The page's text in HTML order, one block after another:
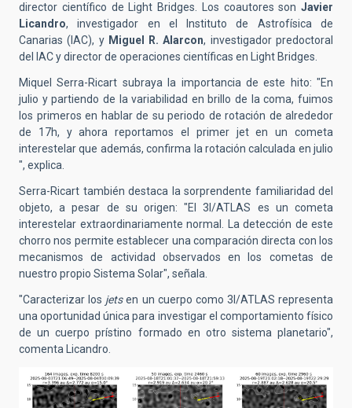
director científico de Light Bridges. Los coautores son Javier
Licandro, investigador en el Instituto de Astrofísica de
Canarias (IAC), y Miguel R. Alarcon, investigador predoctoral
del IAC y director de operaciones científicas en Light Bridges.
Miquel Serra-Ricart subraya la importancia de este hito: "En
julio y partiendo de la variabilidad en brillo de la coma, fuimos
los primeros en hablar de su periodo de rotación de alrededor
de 17h, y ahora reportamos el primer jet en un cometa
interestelar que además, confirma la rotación calculada en julio
", explica.
Serra-Ricart también destaca la sorprendente familiaridad del
objeto, a pesar de su origen: "El 3I/ATLAS es un cometa
interestelar extraordinariamente normal. La detección de este
chorro nos permite establecer una comparación directa con los
mecanismos de actividad observados en los cometas de
nuestro propio Sistema Solar", señala.
"Caracterizar los jetsen un cuerpo como 3I/ATLAS representa
una oportunidad única para investigar el comportamiento físico
de un cuerpo prístino formado en otro sistema planetario",
comenta Licandro.